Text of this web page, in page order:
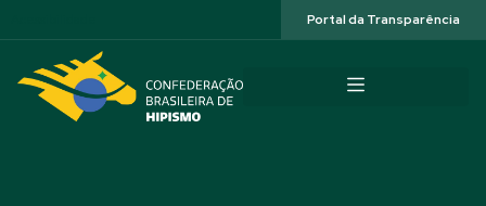
Portal da Transparência